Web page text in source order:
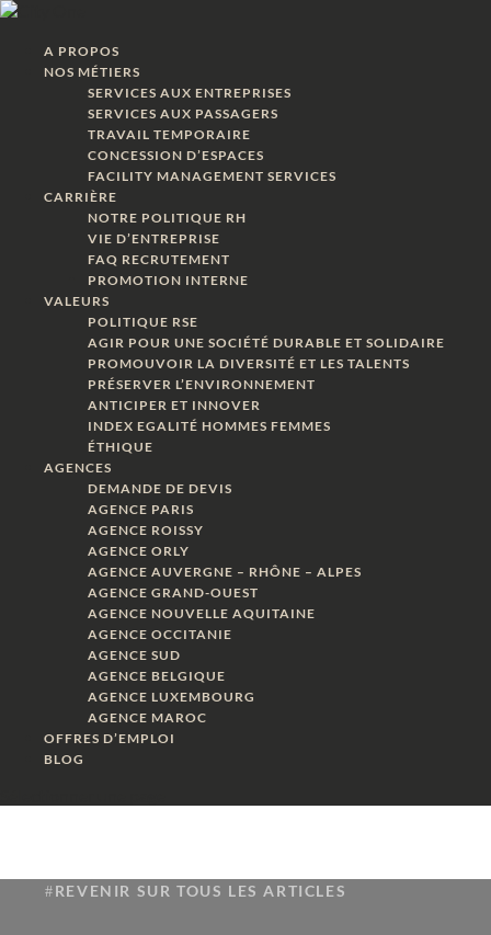
A PROPOS
NOS MÉTIERS
SERVICES AUX ENTREPRISES
SERVICES AUX PASSAGERS
TRAVAIL TEMPORAIRE
CONCESSION D’ESPACES
FACILITY MANAGEMENT SERVICES
CARRIÈRE
NOTRE POLITIQUE RH
VIE D’ENTREPRISE
FAQ RECRUTEMENT
PROMOTION INTERNE
VALEURS
POLITIQUE RSE
AGIR POUR UNE SOCIÉTÉ DURABLE ET SOLIDAIRE
PROMOUVOIR LA DIVERSITÉ ET LES TALENTS
PRÉSERVER L’ENVIRONNEMENT
ANTICIPER ET INNOVER
INDEX EGALITÉ HOMMES FEMMES
ÉTHIQUE
AGENCES
DEMANDE DE DEVIS
AGENCE PARIS
AGENCE ROISSY
AGENCE ORLY
AGENCE AUVERGNE – RHÔNE – ALPES
AGENCE GRAND-OUEST
AGENCE NOUVELLE AQUITAINE
AGENCE OCCITANIE
AGENCE SUD
AGENCE BELGIQUE
AGENCE LUXEMBOURG
AGENCE MAROC
OFFRES D’EMPLOI
BLOG
REVENIR SUR TOUS LES ARTICLES